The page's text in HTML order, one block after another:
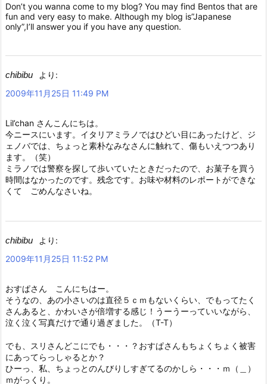
Don’t you wanna come to my blog? You may find Bentos that are
fun and very easy to make. Although my blog is”Japanese
only”,I’ll answer you if you have any question.
chibibu
より:
2009年11月25日 11:49 PM
Lil’chan さんこんにちは。
今ニースにいます。イタリアミラノではひどい目にあったけど、ジ
ェノバでは、ちょっと素朴なみなさんに触れて、傷もいえつつあり
ます。（笑）
ミラノでは警察を探して歩いていたときだったので、お菓子を買う
時間はなかったのです。残念です。お味や材料のレポートができな
くて ごめんなさいね。
chibibu
より:
2009年11月25日 11:52 PM
おすぱさん こんにちはー。
そうなの、あの小さいのは直径５ｃｍもないくらい、でもってたく
さんあると、かわいさが倍増する感じ！うーうーっていいながら、
泣く泣く写真だけで通り過ぎました。（T-T）
でも、スリさんどこにでも・・・？おすぱさんもちょくちょく被害
にあってらっしゃるとか？
ひーっ、私、ちょっとのんびりしすぎてるのかしら・・・ｍ（＿）
ｍがっくり。